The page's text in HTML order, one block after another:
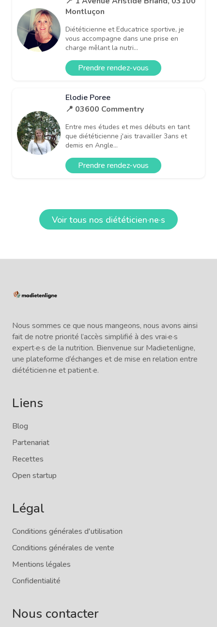
Montluçon
Diététicienne et Educatrice sportive, je
vous accompagne dans une prise en
charge mêlant la nutri...
Prendre rendez-vous
Elodie Poree
📍 03600 Commentry
Entre mes études et mes débuts en tant
que diététicienne j'ais travailler 3ans et
demis en Angle...
Prendre rendez-vous
Voir tous nos diététicien·ne·s
Nous sommes ce que nous mangeons, nous avons ainsi
fait de notre priorité l’accès simplifié à des vrai·e·s
expert·e·s de la nutrition. Bienvenue sur Madietenligne,
une plateforme d’échanges et de mise en relation entre
diététicien·ne et patient·e.
Liens
Blog
Partenariat
Recettes
Open startup
Légal
Conditions générales d'utilisation
Conditions générales de vente
Mentions légales
Confidentialité
Nous contacter